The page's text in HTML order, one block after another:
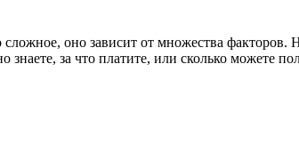
сложное, оно зависит от множества
за что платите, или сколько можете